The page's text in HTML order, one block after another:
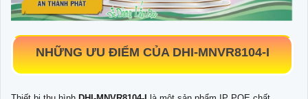
NHỮNG ƯU ĐIỂM CỦADHI-MNVR8104-I